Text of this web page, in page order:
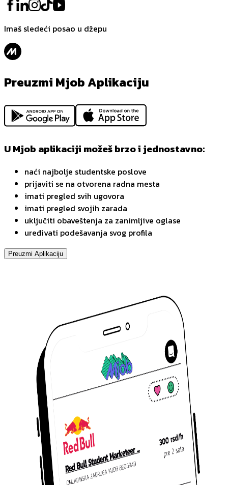
Imaš sledeći posao u džepu
Preuzmi Mjob Aplikaciju
U Mjob aplikaciji možeš brzo i jednostavno:
naći najbolje studentske poslove
prijaviti se na otvorena radna mesta
imati pregled svih ugovora
imati pregled svojih zarada
uključiti obaveštenja za zanimljive oglase
uređivati podešavanja svog profila
Preuzmi Aplikaciju